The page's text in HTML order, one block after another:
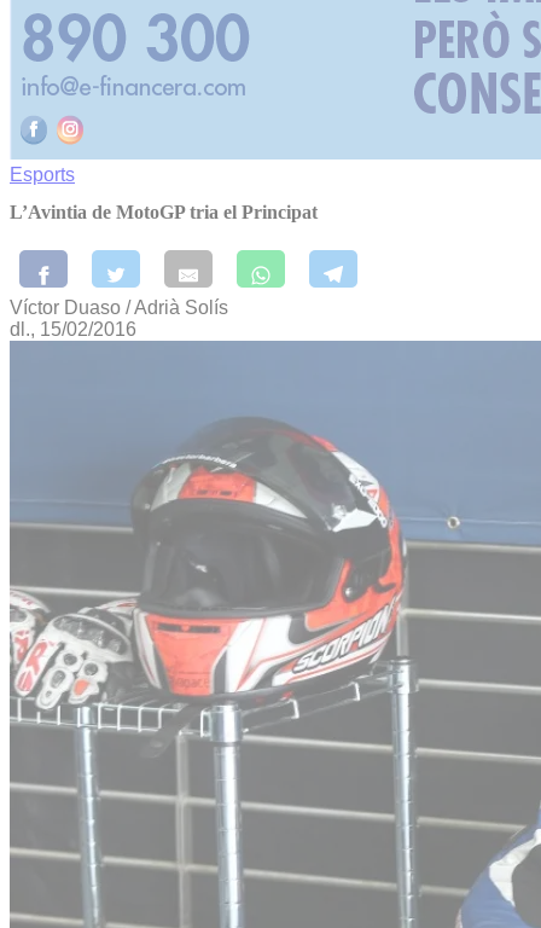
Esports
L’Avintia de MotoGP tria el Principat
Víctor Duaso / Adrià Solís
dl., 15/02/2016